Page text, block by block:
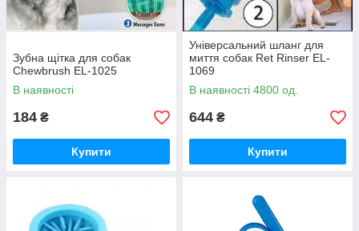
Зубна щітка для собак
Сhewbrush EL-1025
В наявності
184 ₴
Купити
Універсальний шланг для
миття собак Ret Rinser EL-
1069
В наявності 4800 од.
644 ₴
Купити